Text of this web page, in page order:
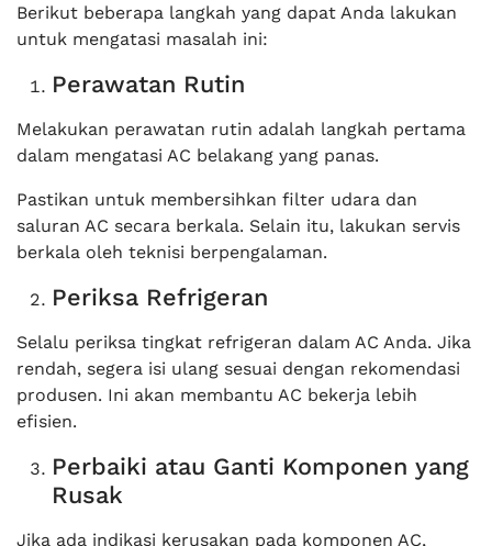
Berikut beberapa langkah yang dapat Anda lakukan
untuk mengatasi masalah ini:
Perawatan Rutin
Melakukan perawatan rutin adalah langkah pertama
dalam mengatasi AC belakang yang panas.
Pastikan untuk membersihkan filter udara dan
saluran AC secara berkala. Selain itu, lakukan servis
berkala oleh teknisi berpengalaman.
Periksa Refrigeran
Selalu periksa tingkat refrigeran dalam AC Anda. Jika
rendah, segera isi ulang sesuai dengan rekomendasi
produsen. Ini akan membantu AC bekerja lebih
efisien.
Perbaiki atau Ganti Komponen yang
Rusak
Jika ada indikasi kerusakan pada komponen AC,